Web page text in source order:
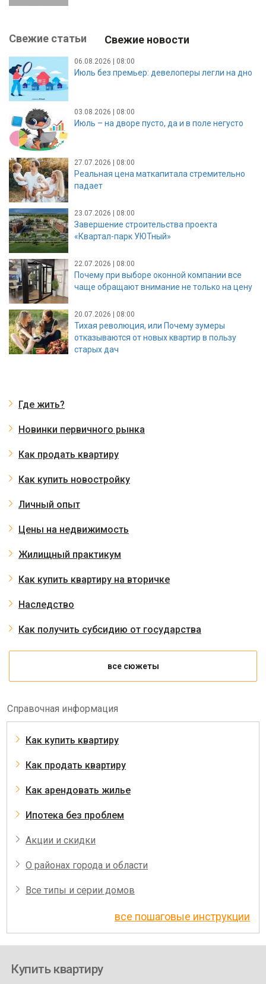
Свежие статьи Свежие новости
06.08.2026 | 08:00
Июль без премьер: девелоперы легли на дно
03.08.2026 | 08:00
Июль – на дворе пусто, да и в поле негусто
27.07.2026 | 08:00
Реальная цена маткапитала стремительно
падает
23.07.2026 | 08:00
Завершение строительства проекта
«Квартал-парк УЮТный»
22.07.2026 | 08:00
Почему при выборе оконной компании все
чаще обращают внимание не только на цену
20.07.2026 | 08:00
Тихая революция, или Почему зумеры
отказываются от новых квартир в пользу
старых дач
Где жить?
Новинки первичного рынка
Как продать квартиру
Как купить новостройку
Личный опыт
Цены на недвижимость
Жилищный практикум
Как купить квартиру на вторичке
Наследство
Как получить субсидию от государства
все сюжеты
Справочная информация
Как купить квартиру
Как продать квартиру
Как арендовать жилье
Ипотека без проблем
Акции и скидки
О районах города и области
Все типы и серии домов
все пошаговые инструкции
Купить квартиру